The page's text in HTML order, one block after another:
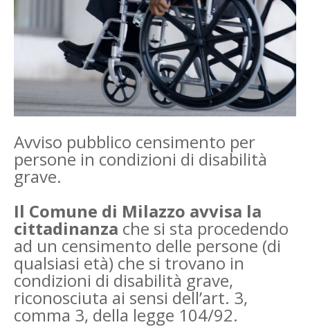
Avviso pubblico censimento per
persone in condizioni di disabilità
grave.
Il Comune di Milazzo avvisa la
cittadinanza che si sta procedendo
ad un censimento delle persone (di
qualsiasi età) che si trovano in
condizioni di disabilità grave,
riconosciuta ai sensi dell’art. 3,
comma 3, della legge 104/92.